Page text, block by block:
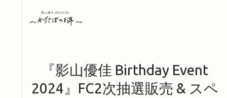
『影山優佳 Birthday Event
2024』FC2次抽選販売 & スペ